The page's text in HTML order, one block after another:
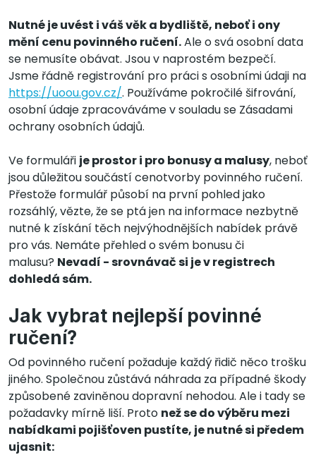
Nutné je uvést i váš věk a bydliště, neboť i ony
mění cenu povinného ručení.Ale o svá osobní data
se nemusíte obávat. Jsou v naprostém bezpečí.
Jsme řádně registrování pro práci s osobními údaji na
https://uoou.gov.cz/. Používáme pokročilé šifrování,
osobní údaje zpracováváme v souladu se Zásadami
ochrany osobních údajů.
Ve formuláři je prostor i pro bonusy a malusy, neboť
jsou důležitou součástí cenotvorby povinného ručení.
Přestože formulář působí na první pohled jako
rozsáhlý, vězte, že se ptá jen na informace nezbytně
nutné k získání těch nejvýhodnějších nabídek právě
pro vás. Nemáte přehled o svém bonusu či
malusu? Nevadí - srovnávač si je v registrech
dohledá sám.
Jak vybrat nejlepší povinné
ručení?
Od povinného ručení požaduje každý řidič něco trošku
jiného. Společnou zůstává náhrada za případné škody
způsobené zaviněnou dopravní nehodou. Ale i tady se
požadavky mírně liší. Proto než se do výběru mezi
nabídkami pojišťoven pustíte, je nutné si předem
ujasnit: